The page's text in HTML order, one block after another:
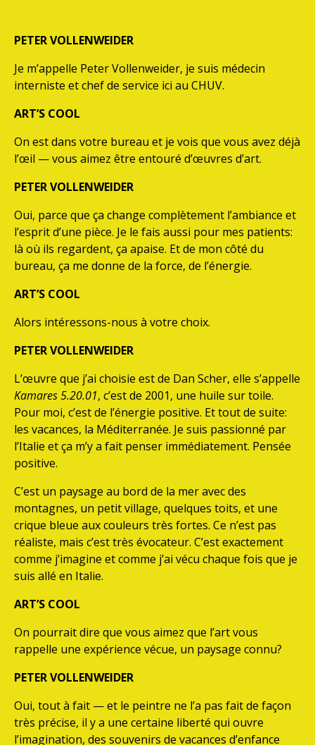
PETER VOLLENWEIDER
Je m’appelle Peter Vollenweider, je suis médecin
interniste et chef de service ici au CHUV.
ART’S COOL
On est dans votre bureau et je vois que vous avez déjà
l’œil — vous aimez être entouré d’œuvres d’art.
PETER VOLLENWEIDER
Oui, parce que ça change complètement l’ambiance et
l’esprit d’une pièce. Je le fais aussi pour mes patients:
là où ils regardent, ça apaise. Et de mon côté du
bureau, ça me donne de la force, de l’énergie.
ART’S COOL
Alors intéressons-nous à votre choix.
PETER VOLLENWEIDER
L’œuvre que j’ai choisie est de Dan Scher, elle s’appelle
Kamares 5.20.01, c’est de 2001, une huile sur toile.
Pour moi, c’est de l’énergie positive. Et tout de suite:
les vacances, la Méditerranée. Je suis passionné par
l’Italie et ça m’y a fait penser immédiatement. Pensée
positive.
C’est un paysage au bord de la mer avec des
montagnes, un petit village, quelques toits, et une
crique bleue aux couleurs très fortes. Ce n’est pas
réaliste, mais c’est très évocateur. C’est exactement
comme j’imagine et comme j’ai vécu chaque fois que je
suis allé en Italie.
ART’S COOL
On pourrait dire que vous aimez que l’art vous
rappelle une expérience vécue, un paysage connu?
PETER VOLLENWEIDER
Oui, tout à fait — et le peintre ne l’a pas fait de façon
très précise, il y a une certaine liberté qui ouvre
l’imagination, des souvenirs de vacances d’enfance